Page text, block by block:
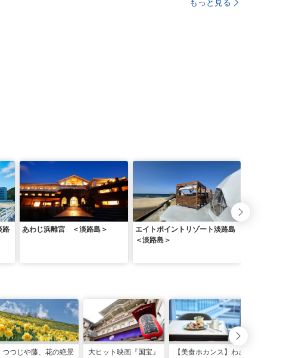
もっと見る
路
あわじ浜離宮 ＜淡路島＞
エイトポイントリゾート淡路島
＜淡路島＞
つつじや藤、花の絶景 大ヒット映画『国宝』 【美食ホカンス】わざ